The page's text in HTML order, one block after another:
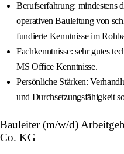
Berufserfahrung: mindestens
operativen Bauleitung von
fundierte Kenntnisse im
Fachkenntnisse: sehr gutes
MS Office Kenntnisse.
Persönliche Stärken:
und Durchsetzungsfähigkeit
Bauleiter (m/w/d)
Co. KG